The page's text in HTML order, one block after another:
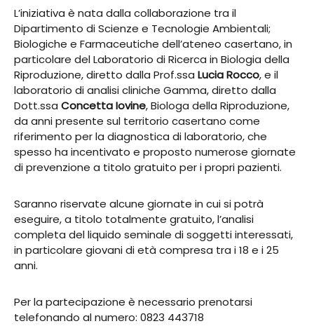
L’iniziativa è nata dalla collaborazione tra il
Dipartimento di Scienze e Tecnologie Ambientali;
Biologiche e Farmaceutiche dell’ateneo casertano, in
particolare del Laboratorio di Ricerca in Biologia della
Riproduzione, diretto dalla Prof.ssa Lucia Rocco, e il
laboratorio di analisi cliniche Gamma, diretto dalla
Dott.ssa Concetta Iovine, Biologa della Riproduzione,
da anni presente sul territorio casertano come
riferimento per la diagnostica di laboratorio, che
spesso ha incentivato e proposto numerose giornate
di prevenzione a titolo gratuito per i propri pazienti.
Saranno riservate alcune giornate in cui si potrà
eseguire, a titolo totalmente gratuito, l’analisi
completa del liquido seminale di soggetti interessati,
in particolare giovani di età compresa tra i 18 e i 25
anni.
Per la partecipazione è necessario prenotarsi
telefonando al numero: 0823 443718